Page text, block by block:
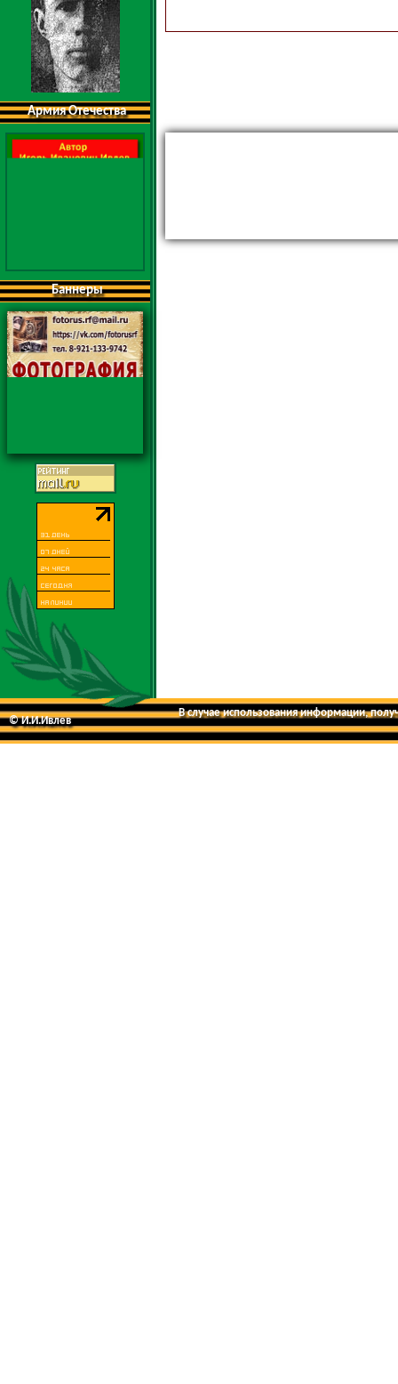
Армия Отечества
Баннеры
© И.И.Ивлев
В случае использования информации,